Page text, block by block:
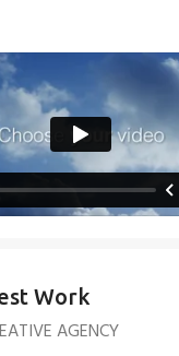
Work
AGENCY